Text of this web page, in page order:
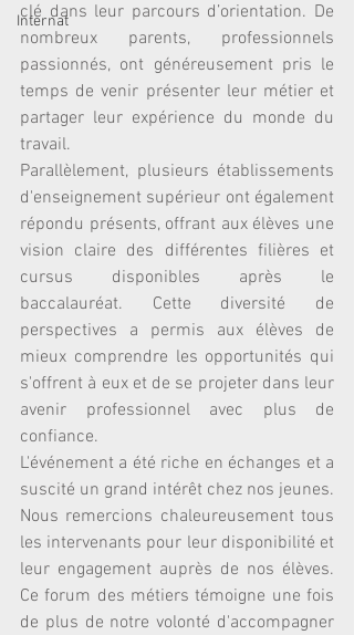
Internat
clé dans leur parcours d’orientation. De
nombreux parents, professionnels
passionnés, ont généreusement pris le
temps de venir présenter leur métier et
partager leur expérience du monde du
travail.
Parallèlement, plusieurs établissements
d'enseignement supérieur ont également
répondu présents, offrant aux élèves une
vision claire des différentes filières et
cursus disponibles après le
baccalauréat. Cette diversité de
perspectives a permis aux élèves de
mieux comprendre les opportunités qui
s'offrent à eux et de se projeter dans leur
avenir professionnel avec plus de
confiance.
L'événement a été riche en échanges et a
suscité un grand intérêt chez nos jeunes.
Nous remercions chaleureusement tous
les intervenants pour leur disponibilité et
leur engagement auprès de nos élèves.
Ce forum des métiers témoigne une fois
de plus de notre volonté d'accompagner